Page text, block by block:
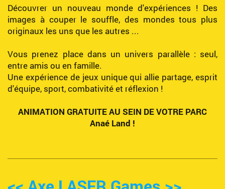
Découvrer un nouveau monde d'expériences ! Des
images à couper le souffle, des mondes tous plus
originaux les uns que les autres ...
Vous prenez place dans un univers parallèle : seul,
entre amis ou en famille.
Une expérience de jeux unique qui allie partage, esprit
d'équipe, sport, combativité et réflexion !
ANIMATION GRATUITE AU SEIN DE VOTRE PARC
Anaé Land !